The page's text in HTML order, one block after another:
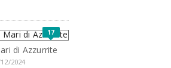
17
di Azzurrite
2024